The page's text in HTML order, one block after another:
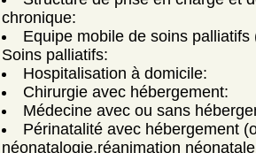
chronique:
Equipe mobile de soins
Soins palliatifs:
Hospitalisation à domicile:
Chirurgie avec hébergement:
Médecine avec ou sans
Périnatalité avec hébergement
néonatalogie,réanimation